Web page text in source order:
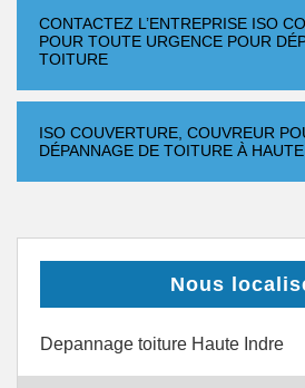
CONTACTEZ L’ENTREPRISE ISO
POUR TOUTE URGENCE POUR
TOITURE
ISO COUVERTURE, COUVREUR
DÉPANNAGE DE TOITURE À
Nous
Depannage toiture Haute Indre